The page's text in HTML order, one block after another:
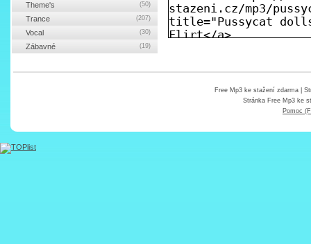
Theme's (50)
Trance (207)
Vocal (30)
Zábavné (19)
Free Mp3 ke stažení zdarma|
Stránka Free Mp3 ke
Pomoc